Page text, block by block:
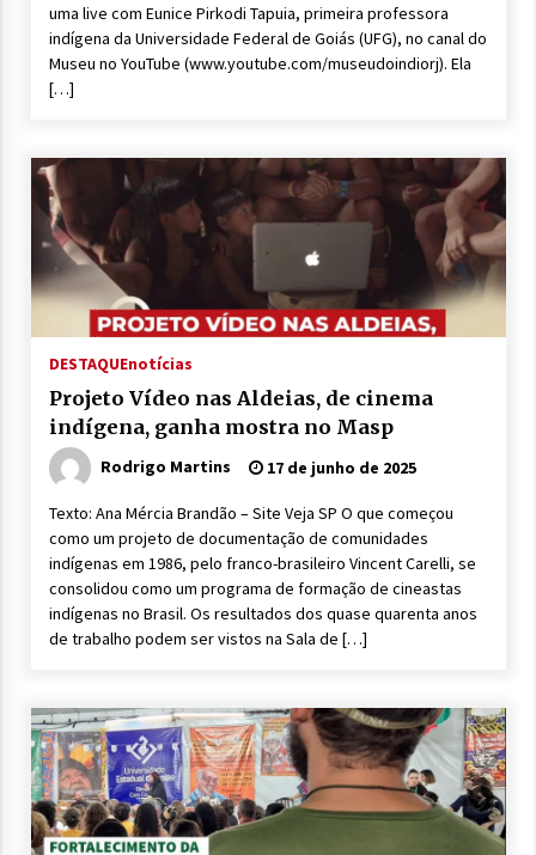
uma live com Eunice Pirkodi Tapuia, primeira professora
indígena da Universidade Federal de Goiás (UFG), no canal do
Museu no YouTube (www.youtube.com/museudoindiorj). Ela
[…]
DESTAQUEnotícias
Projeto Vídeo nas Aldeias, de cinema
indígena, ganha mostra no Masp
Rodrigo Martins 17 de junho de 2025
Texto: Ana Mércia Brandão – Site Veja SP O que começou
como um projeto de documentação de comunidades
indígenas em 1986, pelo franco-brasileiro Vincent Carelli, se
consolidou como um programa de formação de cineastas
indígenas no Brasil. Os resultados dos quase quarenta anos
de trabalho podem ser vistos na Sala de […]